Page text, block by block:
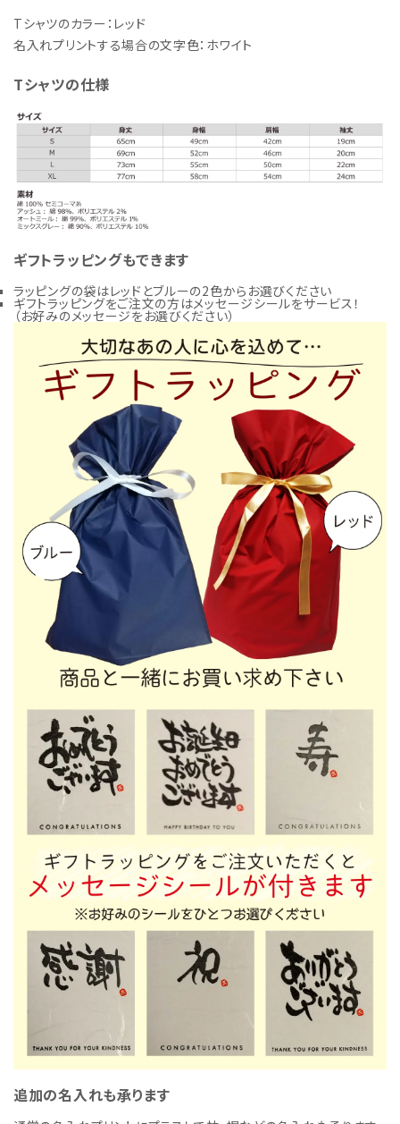
Tシャツのカラー：レッド
名入れプリントする場合の文字色：ホワイト
Tシャツの仕様
ギフトラッピングもできます
ラッピングの袋はレッドとブルーの2色からお選びください
ギフトラッピングをご注文の方はメッセージシールをサービス！
（お好みのメッセージをお選びください）
追加の名入れも承ります